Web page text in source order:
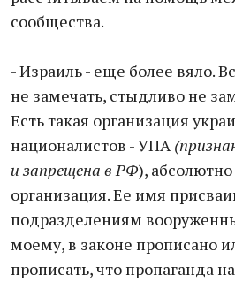
сообщества.
- Израиль - еще более вяло.
не замечать, стыдливо не
Есть такая организация
националистов - УПА
и запрещена в РФ),
организация. Ее имя
подразделениям
моему, в законе прописано
прописать, что пропаганда